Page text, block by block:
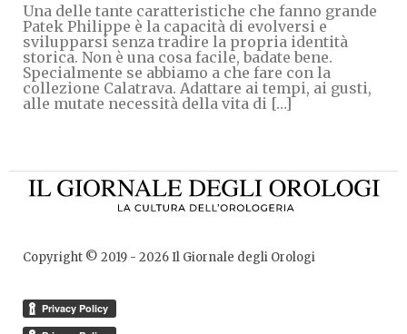
Una delle tante caratteristiche che fanno grande
Patek Philippe è la capacità di evolversi e
svilupparsi senza tradire la propria identità
storica. Non è una cosa facile, badate bene.
Specialmente se abbiamo a che fare con la
collezione Calatrava. Adattare ai tempi, ai gusti,
alle mutate necessità della vita di […]
Copyright © 2019 - 2026Il Giornale degli Orologi